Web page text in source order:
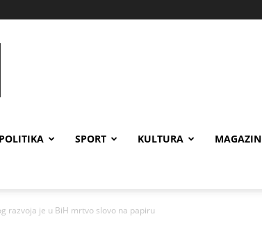
POLITIKA SPORT KULTURA MAGAZIN
razvoja je u BiH mrtvo slovo na papiru